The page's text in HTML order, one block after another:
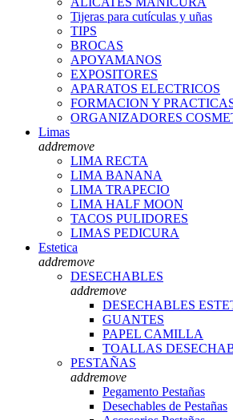
Tijeras para cutículas y uñas
TIPS
BROCAS
APOYAMANOS
EXPOSITORES
APARATOS ELECTRICOS
FORMACION Y
ORGANIZADORES
Limas
addremove
LIMA RECTA
LIMA BANANA
LIMA TRAPECIO
LIMA HALF MOON
TACOS PULIDORES
LIMAS PEDICURA
Estetica
addremove
DESECHABLES
addremove
DESECHABLES
GUANTES
PAPEL CAMILLA
TOALLAS
PESTAÑAS
addremove
Pegamento Pestañas
Desechables de Pestañas